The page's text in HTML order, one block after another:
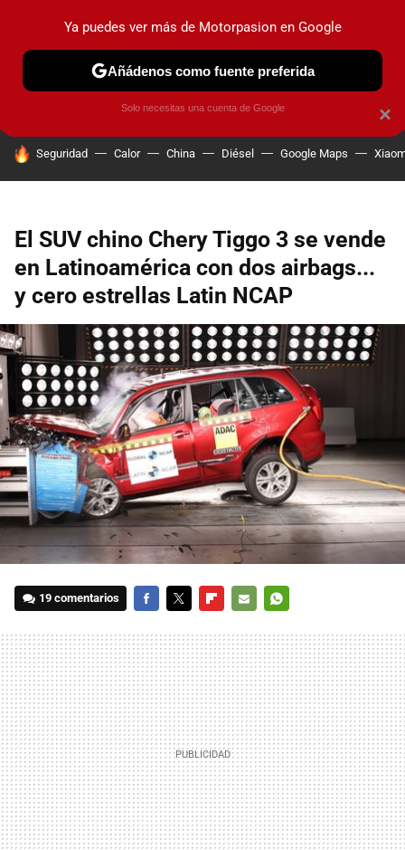
PRUEBAS COCHES ELÉCTRICOS OBSERVATORIO
HOY SE HABLA DE
Seguridad Calor China Diésel Google Maps
El SUV chino Chery Tiggo 3 se vende
en Latinoamérica con dos airbags...
y cero estrellas Latin NCAP
19 comentarios
MAIL
×
Ya puedes ver más de Motorpasion en Google
Añádenos como fuente preferida
Solo necesitas una cuenta de Google